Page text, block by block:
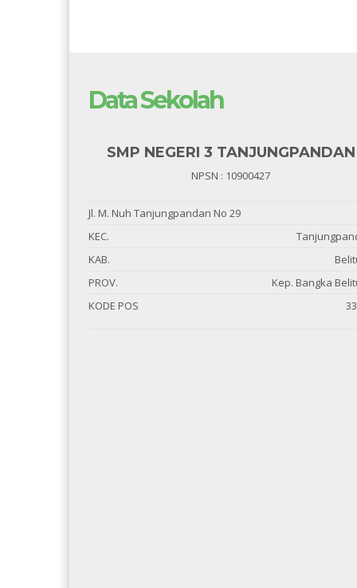
Data Sekolah
SMP NEGERI 3 TANJUNGPANDAN
NPSN : 10900427
Jl. M. Nuh Tanjungpandan No 29
KEC.
KAB.
PROV.
Kep. Bangka
KODE POS